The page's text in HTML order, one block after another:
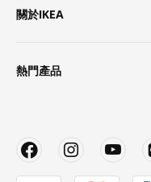
關於IKEA
熱門產品